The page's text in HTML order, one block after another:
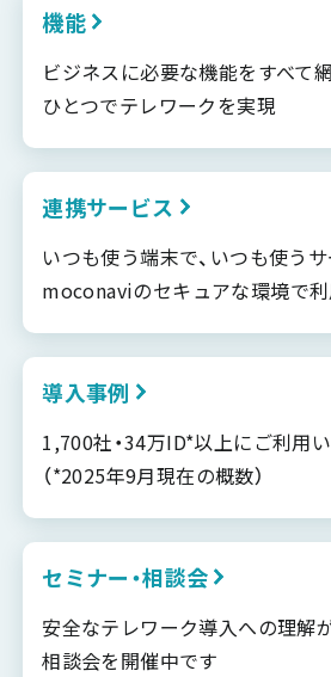
機能
ビジネスに必要な機能をすべて
ひとつでテレワークを実現
連携サービス
いつも使う端末で、いつも使うサ
moconaviのセキュアな環境で
導入事例
1,700社・34万ID*以上にご利用
（*2025年9月現在の概数）
セミナー・相談会
安全なテレワーク導入への理解
相談会を開催中です